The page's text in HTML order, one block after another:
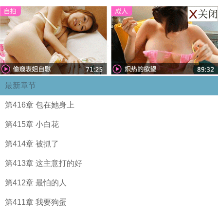
最新章节
第416章 包在她身上
第415章 小白花
第414章 被抓了
第413章 这主意打的好
第412章 最怕的人
第411章 我要狗蛋